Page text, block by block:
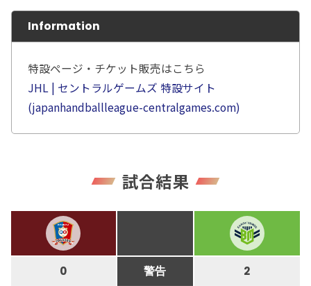
Information
特設ページ・チケット販売はこちら
JHL | セントラルゲームズ 特設サイト
(japanhandballleague-centralgames.com)
試合結果
0 警告 2